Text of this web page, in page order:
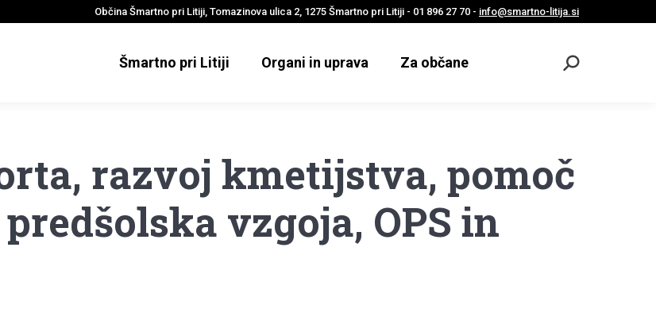
Občina Šmartno pri Litiji, Tomazinova ulica 2, 1275 Šmartno pri Litiji - 01 896 27 70 - info@smartno-litija.si
Šmartno pri Litiji Organi in uprava Za občane
Odpri
razvoj kmetijstva, pomoč
vzgoja, OPS in